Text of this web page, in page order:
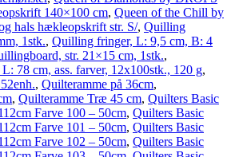
140×100 cm, Queen of the Chill by
hals hækleopskrift str. S/, Quilling
1stk., Quilling fringer, L: 9,5 cm, B: 4
str. 21×15 cm, 1stk.,
78 cm, ass. farver, 12x100stk., 120 g,
, Quilteramme på 36cm,
, Quilteramme Træ 45 cm, Quilters Basic
Farve 100 – 50cm, Quilters Basic
Farve 101 – 50cm, Quilters Basic
Farve 102 – 50cm, Quilters Basic